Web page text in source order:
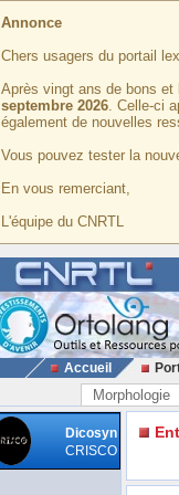
Annonce
Chers usagers du portail
Après vingt ans de bons et
septembre 2026. Celle-ci
également de nouvelles
Vous pouvez tester la
En vous remerciant,
L'équipe du CNRTL
Accueil
Morphologie
Dicosyn
CRISCO